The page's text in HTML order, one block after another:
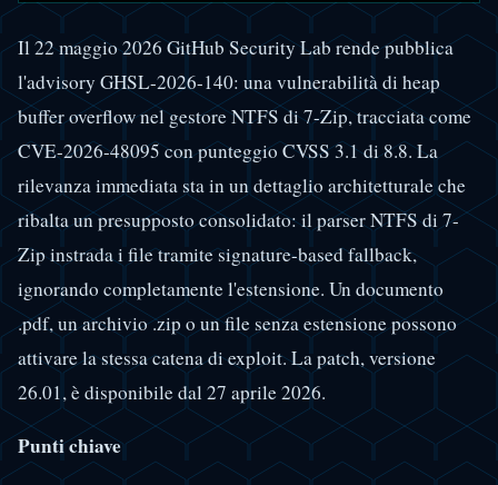
Il 22 maggio 2026 GitHub Security Lab rende pubblica
l'advisory GHSL-2026-140: una vulnerabilità di heap
buffer overflow nel gestore NTFS di 7-Zip, tracciata come
CVE-2026-48095 con punteggio CVSS 3.1 di 8.8. La
rilevanza immediata sta in un dettaglio architetturale che
ribalta un presupposto consolidato: il parser NTFS di 7-
Zip instrada i file tramite signature-based fallback,
ignorando completamente l'estensione. Un documento
.pdf, un archivio .zip o un file senza estensione possono
attivare la stessa catena di exploit. La patch, versione
26.01, è disponibile dal 27 aprile 2026.
Punti chiave